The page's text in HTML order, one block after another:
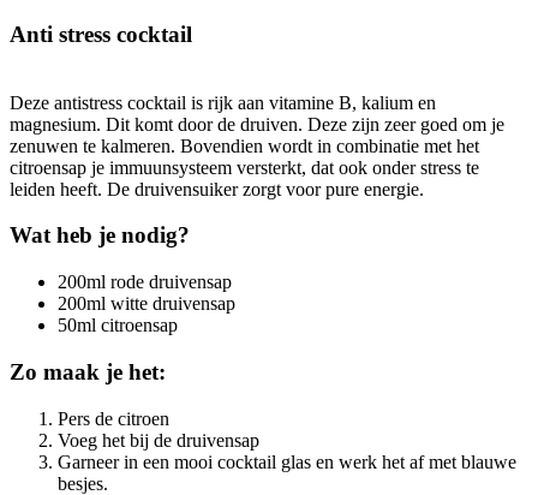
Anti stress cocktail
Deze antistress cocktail is rijk aan vitamine B, kalium en
magnesium. Dit komt door de druiven. Deze zijn zeer goed om je
zenuwen te kalmeren. Bovendien wordt in combinatie met het
citroensap je immuunsysteem versterkt, dat ook onder stress te
leiden heeft. De druivensuiker zorgt voor pure energie.
Wat heb je nodig?
200ml rode druivensap
200ml witte druivensap
50ml citroensap
Zo maak je het:
Pers de citroen
Voeg het bij de druivensap
Garneer in een mooi cocktail glas en werk het af met blauwe
besjes.